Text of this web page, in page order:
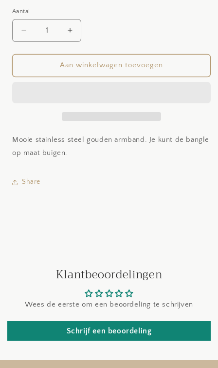
Aantal
Aantal
Aantal
verlagen
voor
Leaf
Aantal
verhogen
voor
Bangle
Leaf
Aan winkelwagen toevoegen
Mooie stainless steel gouden armband. Je kunt de bangle
op maat buigen.
Share
Klantbeoordelingen
Wees de eerste om een beoordeling te schrijven
Schrijf een beoordeling